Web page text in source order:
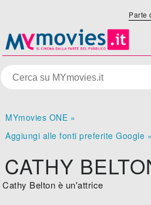
Parte
MYmovies ONE »
Aggiungi alle fonti preferite Google »
CATHY
Cathy Belton è un'attrice